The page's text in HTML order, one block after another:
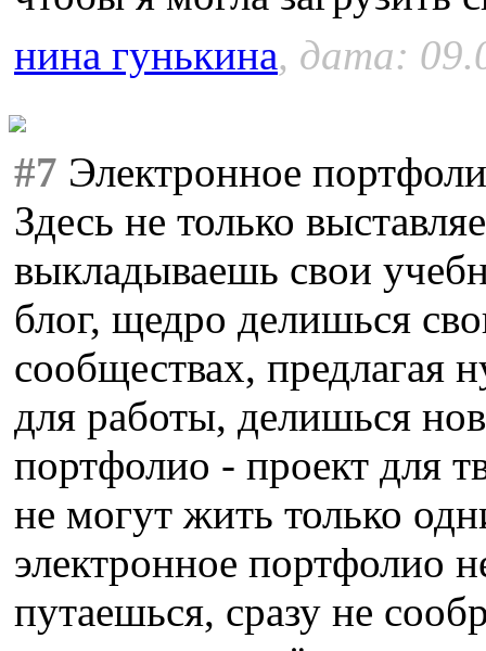
нина гунькина, дата:
#7 Электронное
Здесь не только
выкладываешь свои
блог, щедро делишься
сообществах, предлагая
для работы, делишься
портфолио - проект для
не могут жить только
электронное портфолио
путаешься, сразу не